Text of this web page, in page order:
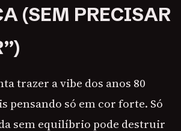
(SEM PRECISAR
trazer a vibe dos anos 80
pensando só em cor forte. Só
sem equilíbrio pode destruir